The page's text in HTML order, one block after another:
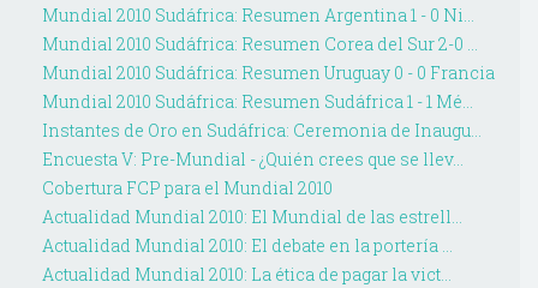
Mundial 2010 Sudáfrica: Resumen Argentina 1 - 0 Ni...
Mundial 2010 Sudáfrica: Resumen Corea del Sur 2-0 ...
Mundial 2010 Sudáfrica: Resumen Uruguay 0 - 0 Francia
Mundial 2010 Sudáfrica: Resumen Sudáfrica 1 - 1 Mé...
Instantes de Oro en Sudáfrica: Ceremonia de Inaugu...
Encuesta V: Pre-Mundial - ¿Quién crees que se llev...
Cobertura FCP para el Mundial 2010
Actualidad Mundial 2010: El Mundial de las estrell...
Actualidad Mundial 2010: El debate en la portería ...
Actualidad Mundial 2010: La ética de pagar la vict...